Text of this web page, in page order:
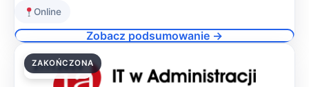
Online
Zobacz podsumowanie →
27.11.2025
ZAKOŃCZONA